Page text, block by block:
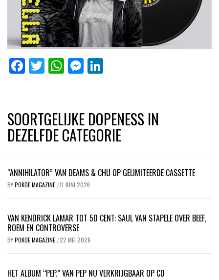
Facebook
Twitter
WhatsApp
Messenger
SOORTGELIJKE DOPENESS IN
DEZELFDE CATEGORIE
“ANNIHILATOR” VAN DEAMS & CHU OP GELIMITEERDE CASSETTE
BYPOKOE MAGAZINE /11 JUNI 2026
VAN KENDRICK LAMAR TOT 50 CENT: SAUL VAN STAPELE OVER BEEF,
ROEM EN CONTROVERSE
BYPOKOE MAGAZINE /22 MEI 2026
HET ALBUM “PEP.” VAN PEP NU VERKRIJGBAAR OP CD